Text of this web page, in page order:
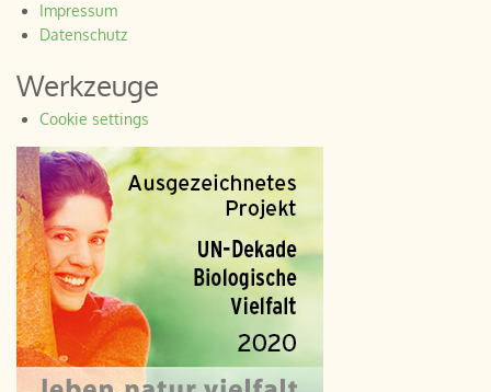
Impressum
Datenschutz
Werkzeuge
Cookie settings